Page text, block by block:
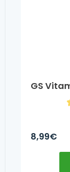
GS
8,99€